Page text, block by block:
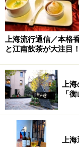
上海流行通信／本格
と江南飲茶が大注目！
上海
「
上海